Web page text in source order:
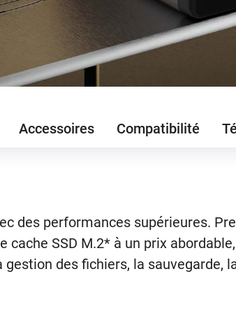
Accessoires Compatibilité
des performances supérieures.
cache SSD M.2* à un prix
des fichiers, la sauvegarde,